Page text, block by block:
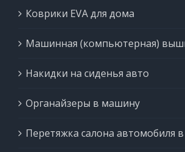
Коврики EVA для дома
Машинная (компьютерная)
Накидки на сиденья авто
Органайзеры в машину
Перетяжка салона автомобиля